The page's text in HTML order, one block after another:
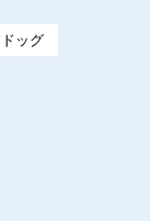
ッグ